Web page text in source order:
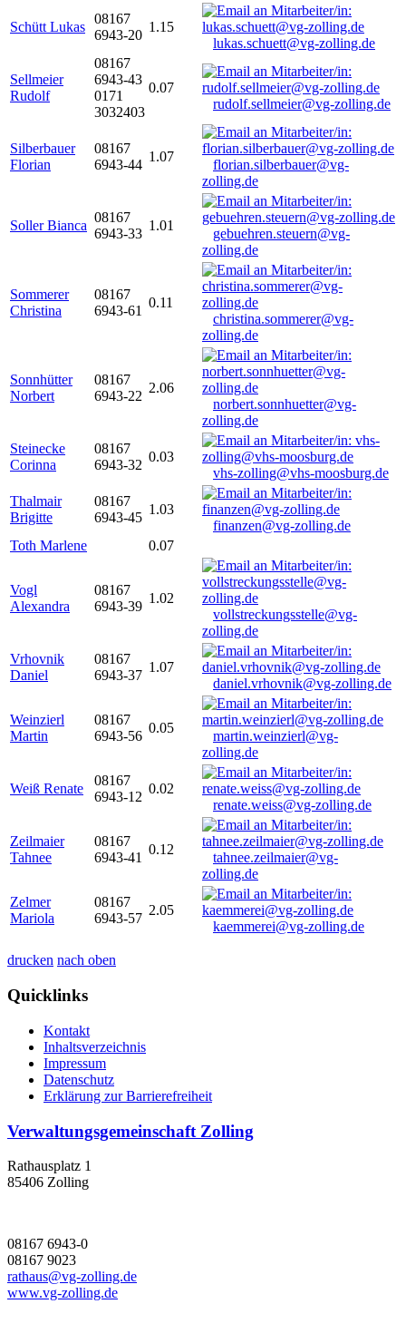
Schütt Lukas
08167
6943-20
1.15
lukas.schuett@vg-zolling.de
Sellmeier
Rudolf
08167
6943-43
0171
3032403
0.07
rudolf.sellmeier@vg-zolling.de
Silberbauer
Florian
08167
6943-44
1.07
florian.silberbauer@vg-
zolling.de
Soller Bianca
08167
6943-33
1.01
gebuehren.steuern@vg-
zolling.de
Sommerer
Christina
08167
6943-61
0.11
christina.sommerer@vg-
zolling.de
Sonnhütter
Norbert
08167
6943-22
2.06
norbert.sonnhuetter@vg-
zolling.de
Steinecke
Corinna
08167
6943-32
0.03
vhs-zolling@vhs-moosburg.de
Thalmair
Brigitte
08167
6943-45
1.03
finanzen@vg-zolling.de
Toth Marlene
0.07
Vogl
Alexandra
08167
6943-39
1.02
vollstreckungsstelle@vg-
zolling.de
Vrhovnik
Daniel
08167
6943-37
1.07
daniel.vrhovnik@vg-zolling.de
Weinzierl
Martin
08167
6943-56
0.05
martin.weinzierl@vg-
zolling.de
Weiß Renate
08167
6943-12
0.02
renate.weiss@vg-zolling.de
Zeilmaier
Tahnee
08167
6943-41
0.12
tahnee.zeilmaier@vg-
zolling.de
Zelmer
Mariola
08167
6943-57
2.05
kaemmerei@vg-zolling.de
drucken nach oben
Quicklinks
Kontakt
Inhaltsverzeichnis
Impressum
Datenschutz
Erklärung zur Barrierefreiheit
Verwaltungsgemeinschaft Zolling
Rathausplatz 1
85406 Zolling
08167 6943-0
08167 9023
rathaus@vg-zolling.de
www.vg-zolling.de